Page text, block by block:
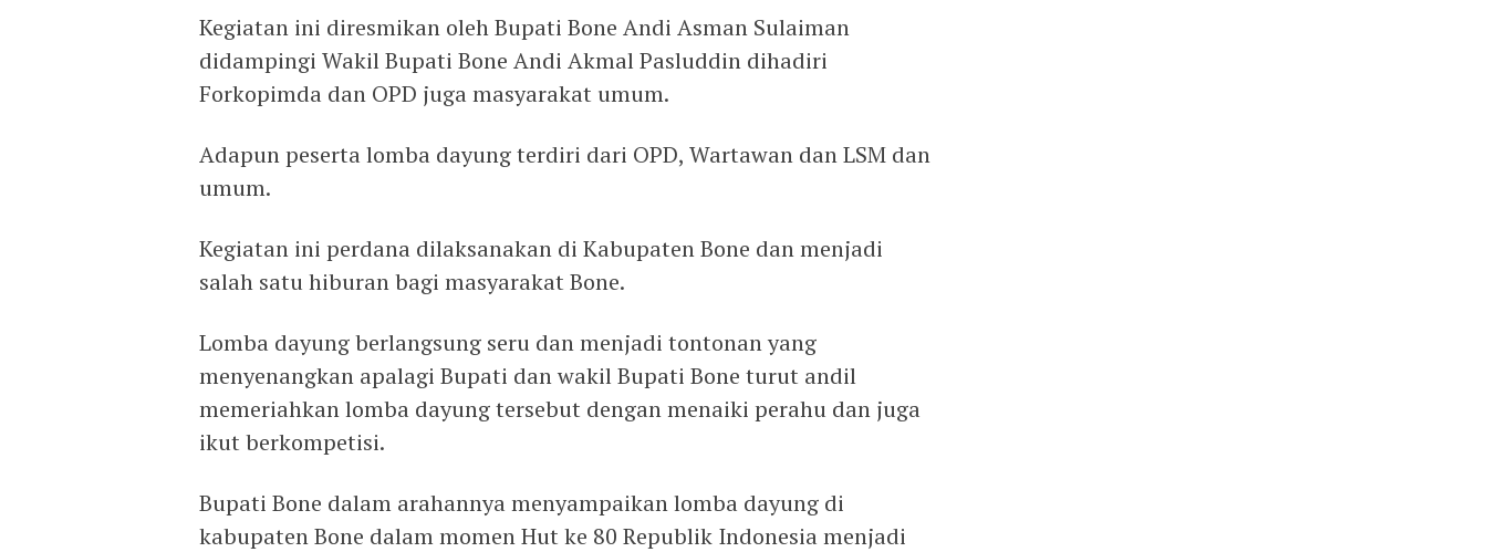
Kegiatan ini diresmikan oleh Bupati Bone Andi Asman Sulaiman
didampingi Wakil Bupati Bone Andi Akmal Pasluddin dihadiri
Forkopimda dan OPD juga masyarakat umum.
Adapun peserta lomba dayung terdiri dari OPD, Wartawan dan LSM dan
umum.
Kegiatan ini perdana dilaksanakan di Kabupaten Bone dan menjadi
salah satu hiburan bagi masyarakat Bone.
Lomba dayung berlangsung seru dan menjadi tontonan yang
menyenangkan apalagi Bupati dan wakil Bupati Bone turut andil
memeriahkan lomba dayung tersebut dengan menaiki perahu dan juga
ikut berkompetisi.
Bupati Bone dalam arahannya menyampaikan lomba dayung di
kabupaten Bone dalam momen Hut ke 80 Republik Indonesia menjadi